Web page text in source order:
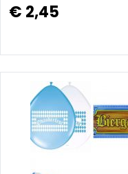
€ 2,45